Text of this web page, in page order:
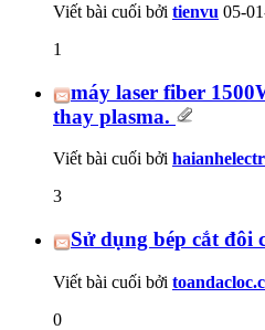
Viết bài cuối bởi tienvu 05-
1
máy laser fiber
thay plasma.
Viết bài cuối bởi
3
Sử dụng bép cắt đôi
Viết bài cuối bởi
0